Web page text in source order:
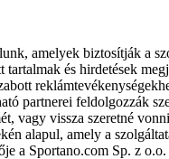
amelyek biztosítják a
és hirdetések
feldolgozzák
vagy vissza szeretné
alapul, amely a
a Sportano.com Sp. z